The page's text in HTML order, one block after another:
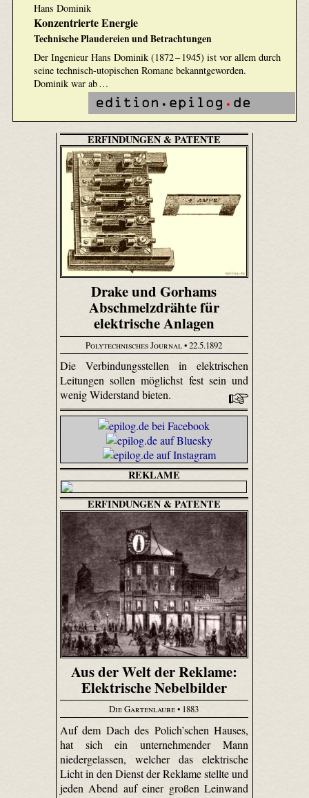
Hans Dominik
Konzentrierte Energie
Technische Plaudereien und Betrachtungen
Der Ingenieur Hans Dominik (1872 – 1945) ist vor allem durch
seine technisch-utopischen Romane bekanntgeworden.
Dominik war ab …
ERFINDUNGEN & PATENTE
Drake und Gorhams
Abschmelzdrähte für
elektrische Anlagen
Polytechnisches Journal• 22.5.1892
Die Verbindungsstellen in elektrischen
Leitungen sollen möglichst fest sein und
wenig Widerstand bieten.
REKLAME
ERFINDUNGEN & PATENTE
Aus der Welt der Reklame:
Elektrische Nebelbilder
Die Gartenlaube• 1883
Auf dem Dach des Polich’schen Hauses,
hat sich ein unternehmender Mann
niedergelassen, welcher das elektrische
Licht in den Dienst der Reklame stellte und
jeden Abend auf einer großen Leinwand